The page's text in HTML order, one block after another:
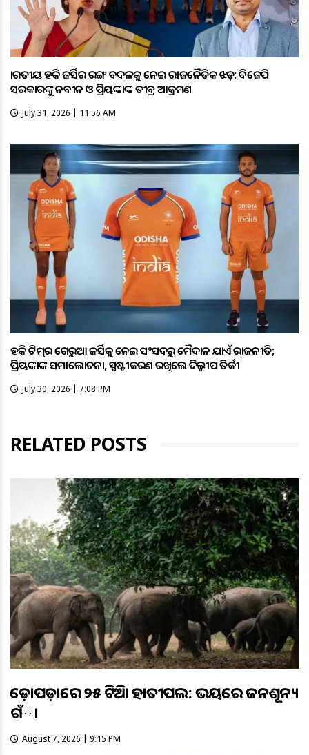
ଭାରତୀୟ ହକି ଜର୍ସିର ରଙ୍ଗ ବଦଳକୁ ନେଇ ରାଜନୈତିକ ଝଡ଼: ବିଜେପି
ସରକାରଙ୍କୁ ନବୀନ ଓ ପ୍ରିୟଙ୍କାଙ୍କ ତୀବ୍ର ଆକ୍ରମଣ
July 31, 2026 | 11:56 AM
ହକି ଟିମ୍‌ର ଗେରୁଆ ଜର୍ସିକୁ ନେଇ ସଂସଦରୁ ମୈଦାନ ଯାଏଁ ରାଜନୀତି;
ପ୍ରିୟଙ୍କାଙ୍କ ସମାଲୋଚନା, ସ୍ପଷ୍ଟୀକରଣ ରଖିଲେ ଦିଲ୍ଲୀପ ତିର୍କୀ
July 30, 2026 | 7:08 PM
RELATED POSTS
କଡ଼ୋପଡ଼ାରେ ୨୫ ଟିକିଆ ହାତୀପଲ: ଭୟରେ ଜନଶୂନ୍ୟ
ଗଁା
August 7, 2026 | 9:15 PM